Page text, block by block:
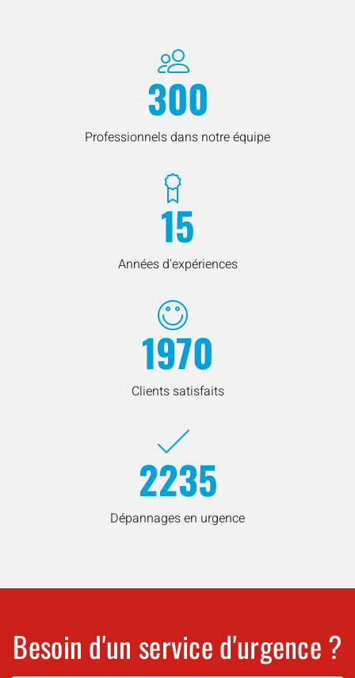
300
Professionnels dans notre équipe
15
Années d'expériences
1970
Clients satisfaits
2235
Dépannages en urgence
Besoin d'un service d'urgence ?